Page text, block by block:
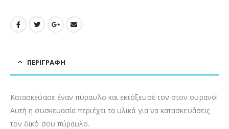
ΠΕΡΙΓΡΑΦΉ
Κατασκεύασε έναν πύραυλο και εκτόξευσέ τον στον ουρανό!
Αυτή η συσκευασία περιέχει τα υλικά για να κατασκευάσεις
τον δικό σου πύραυλο.